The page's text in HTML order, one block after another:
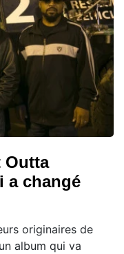
Outta
a changé
originaires de
album qui va